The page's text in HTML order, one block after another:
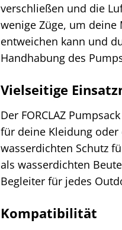
verschließen und die
wenige Züge, um
entweichen kann und
Handhabung des
Vielseitige
Der FORCLAZ
für deine Kleidung oder
wasserdichten Schutz
als wasserdichten
Begleiter für jedes
Kompatibilität